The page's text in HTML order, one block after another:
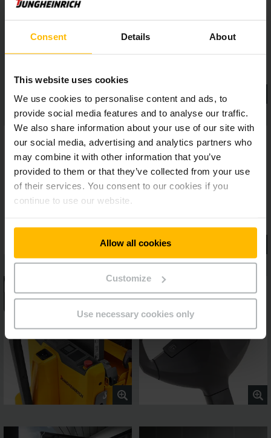
Consent Details About
This website uses cookies
We use cookies to personalise content and ads, to
provide social media features and to analyse our traffic.
We also share information about your use of our site with
our social media, advertising and analytics partners who
may combine it with other information that you’ve
provided to them or that they’ve collected from your use
of their services. You consent to our cookies if you
continue to use our website.
Allow all cookies
Customize
Use necessary cookies only
prestávok alebo prestojov. To zabezpečuje nepretržitú
dostupnosť vozíka a umožňuje flexibilné použitie vo
viaczmennej prevádzke.